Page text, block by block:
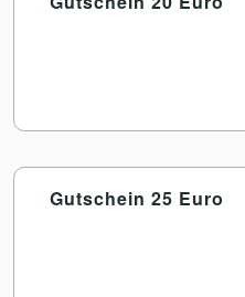
Gutschein 25 Euro